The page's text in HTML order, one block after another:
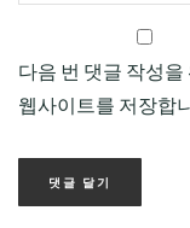
다음 번 댓글 작성
웹사이트를 저장합